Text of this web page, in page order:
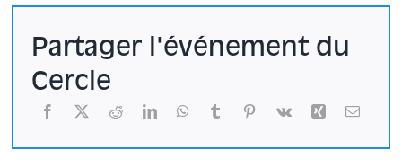
Partager l'événement du
Cercle